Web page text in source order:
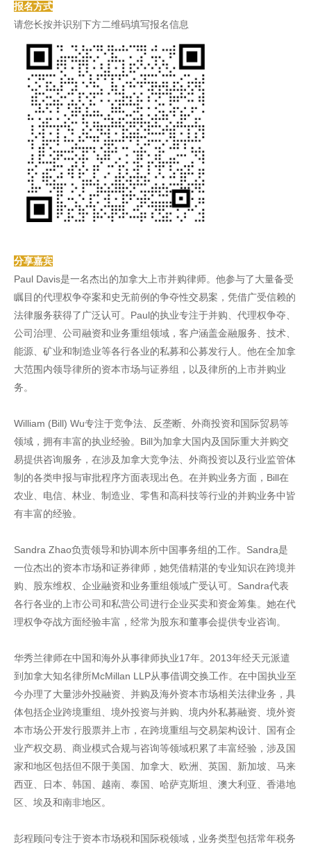
报名方式
请您长按并识别下方二维码填写报名信息
分享嘉宾
Paul Davis是一名杰出的加拿大上市并购律师。他参与了大量备受
瞩目的代理权争夺案和史无前例的争夺性交易案，凭借广受信赖的
法律服务获得了广泛认可。Paul的执业专注于并购、代理权争夺、
公司治理、公司融资和业务重组领域，客户涵盖金融服务、技术、
能源、矿业和制造业等各行各业的私募和公募发行人。他在全加拿
大范围内领导律所的资本市场与证券组，以及律所的上市并购业
务。
William (Bill) Wu专注于竞争法、反垄断、外商投资和国际贸易等
领域，拥有丰富的执业经验。Bill为加拿大国内及国际重大并购交
易提供咨询服务，在涉及加拿大竞争法、外商投资以及行业监管体
制的各类申报与审批程序方面表现出色。在并购业务方面，Bill在
农业、电信、林业、制造业、零售和高科技等行业的并购业务中皆
有丰富的经验。
Sandra Zhao负责领导和协调本所中国事务组的工作。Sandra是
一位杰出的资本市场和证券律师，她凭借精湛的专业知识在跨境并
购、股东维权、企业融资和业务重组领域广受认可。Sandra代表
各行各业的上市公司和私营公司进行企业买卖和资金筹集。她在代
理权争夺战方面经验丰富，经常为股东和董事会提供专业咨询。
华秀兰律师在中国和海外从事律师执业17年。2013年经天元派遣
到加拿大知名律所McMillan LLP从事借调交换工作。在中国执业至
今办理了大量涉外投融资、并购及海外资本市场相关法律业务，具
体包括企业跨境重组、境外投资与并购、境内外私募融资、境外资
本市场公开发行股票并上市，在跨境重组与交易架构设计、国有企
业产权交易、商业模式合规与咨询等领域积累了丰富经验，涉及国
家和地区包括但不限于美国、加拿大、欧洲、英国、新加坡、马来
西亚、日本、韩国、越南、泰国、哈萨克斯坦、澳大利亚、香港地
区、埃及和南非地区。
彭程顾问专注于资本市场税和国际税领域，业务类型包括常年税务